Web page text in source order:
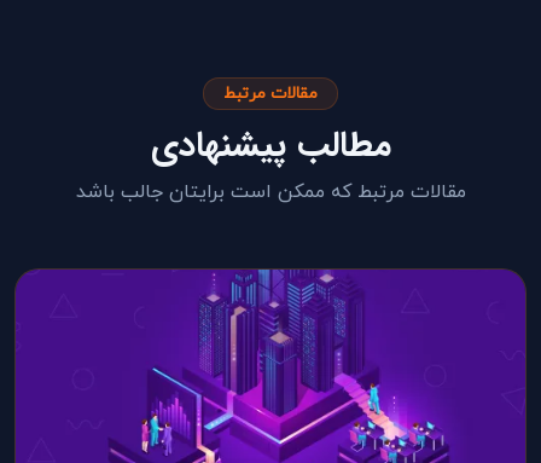
مقالات مرتبط
مطالب پیشنهادی
مقالات مرتبط که ممکن است برایتان جالب باشد